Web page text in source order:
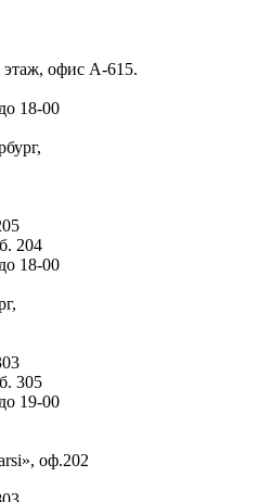
офис А-615.
18-00
204
18-00
305
19-00
оф.202